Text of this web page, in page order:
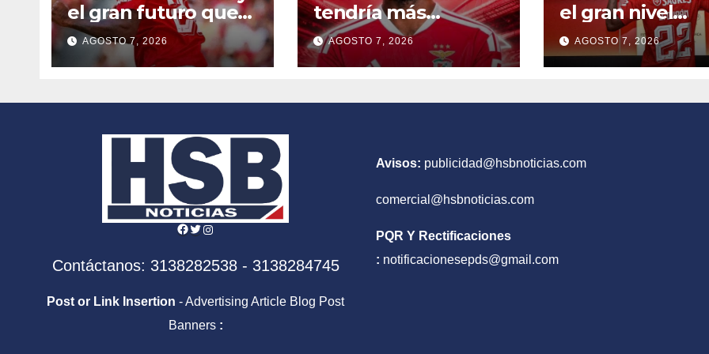
el gran futuro que
tiene en Europa
AGOSTO 7, 2026
tendría más
disciplina
AGOSTO 7, 2026
el gran nivel
futbolístico que
tiene
AGOSTO 7, 2026
Facebook
Twitter
Instagram
Contáctanos: 3138282538 - 3138284745
Post or Link Insertion - Advertising Article Blog Post
Banners :
Avisos: publicidad@hsbnoticias.com
comercial@hsbnoticias.com
PQR Y Rectificaciones
: notificacionesepds@gmail.com